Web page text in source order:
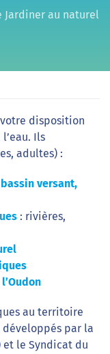
au naturel
disposition
Ils
adultes) :
versant,
: rivières,
au territoire
développés par la
et le Syndicat du